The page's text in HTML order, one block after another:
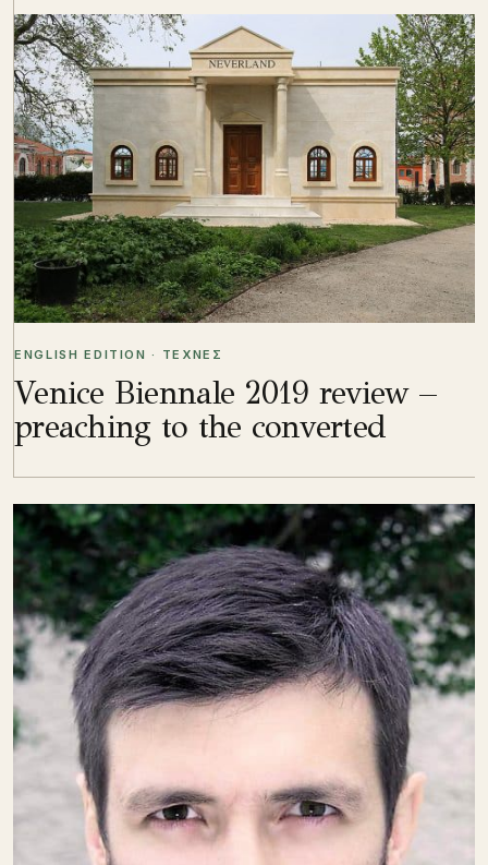
ENGLISH EDITION · ΤΕΧΝΕΣ
Venice Biennale 2019 review –
preaching to the converted